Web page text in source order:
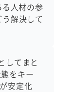
人材の参
う解決して
してまと
をキー
安定化